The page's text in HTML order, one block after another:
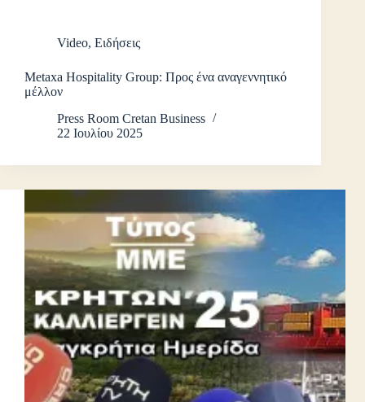
Video, Ειδήσεις
Metaxa Hospitality Group: Προς ένα αναγεννητικό
μέλλον
Press Room Cretan Business
22 Ιουλίου 2025